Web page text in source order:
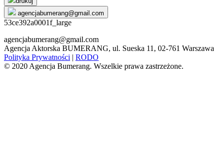
agencjabumerang@gmail.com
53ce392a0001f_large
agencjabumerang@gmail.com
Agencja Aktorska BUMERANG, ul. Sueska 11, 02-761 Warszawa
Polityka Prywatności | RODO
© 2020 Agencja Bumerang. Wszelkie prawa zastrzeżone.